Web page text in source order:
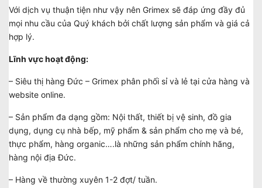
Với dịch vụ thuận tiện như vậy nên Grimex sẽ đáp ứng đầy đủ
mọi nhu cầu của Quý khách bởi chất lượng sản phẩm và giá cả
hợp lý.
Lĩnh vực hoạt động:
– Siêu thị hàng Đức – Grimex phân phối sỉ và lẻ tại cửa hàng và
website online.
– Sản phẩm đa dạng gồm: Nội thất, thiết bị vệ sinh, đồ gia
dụng, dụng cụ nhà bếp, mỹ phẩm & sản phẩm cho mẹ và bé,
thực phẩm, hàng organic….là những sản phẩm chính hãng,
hàng nội địa Đức.
– Hàng về thường xuyên 1-2 đợt/ tuần.